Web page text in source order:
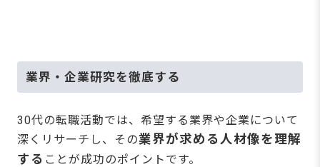
業界・企業研究を徹底する
30代の転職活動では、希望する業界や企業について
深くリサーチし、その業界が求める人材像を理解
する ことが成功のポイントです。